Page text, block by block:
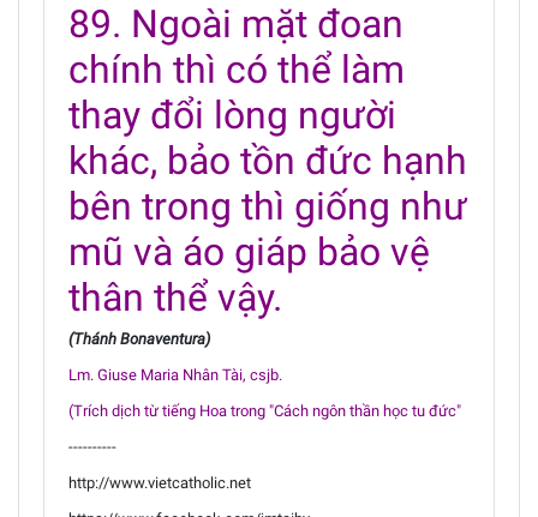
89. Ngoài mặt đoan
chính thì có thể làm
thay đổi lòng người
khác, bảo tồn đức hạnh
bên trong thì giống như
mũ và áo giáp bảo vệ
thân thể vậy.
(Thánh Bonaventura)
Lm. Giuse Maria Nhân Tài, csjb.
(Trích dịch từ tiếng Hoa trong "Cách ngôn thần học tu đức"
----------
http://www.vietcatholic.net